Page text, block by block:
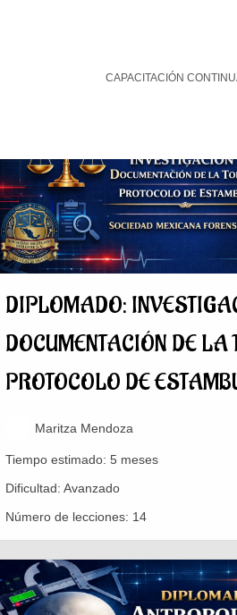
CAPACITACIÓN
DIPLOMADO:
DOCUMENTACIÓN DE LA
PROTOCOLO DE
Maritza Mendoza
Tiempo estimado: 5 meses
Dificultad: Avanzado
Número de lecciones: 14